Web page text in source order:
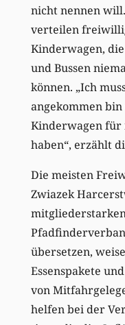
nicht nennen
verteilen
Kinderwagen,
und Bussen
können. „Ich
angekommen
Kinderwagen für
haben“, erzählt
Die meisten
Zwiazek
übersetzen,
Essenspakete
von
helfen bei der